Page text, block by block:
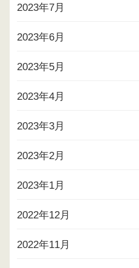
2023年7月
2023年6月
2023年5月
2023年4月
2023年3月
2023年2月
2023年1月
2022年12月
2022年11月